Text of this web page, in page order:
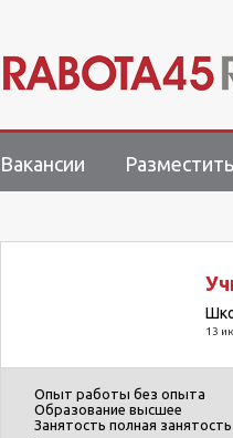
Вакансии
13
Опыт работы без опыта
Образование высшее
Занятость полная занятость